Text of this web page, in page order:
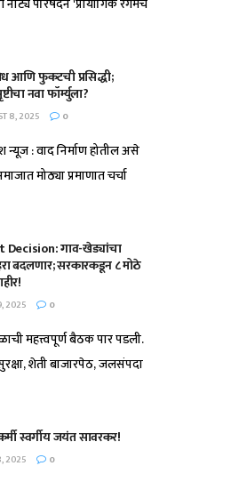
आणि फुकटची प्रसिद्धी;
नवा फॉर्म्युला?
8, 2025 0
न्यूज : वाद निर्माण होतील असे
मोठ्या प्रमाणात चर्चा
Decision: गाव-खेड्यांचा
बदलणार; सरकारकडून ८ मोठे
2025 0
महत्त्वपूर्ण बैठक पार पडली.
शेती बाजारपेठ, जलसंपदा
स्वर्गीय जयंत सावरकर!
2025 0